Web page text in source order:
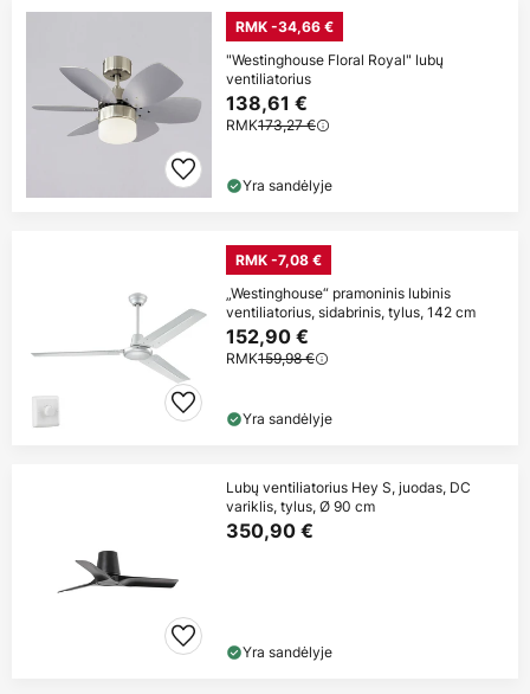
RMK -34,66 €
"Westinghouse Floral Royal" lubų
ventiliatorius
138,61 €
RMK173,27 €
Yra sandėlyje
RMK -7,08 €
„Westinghouse“ pramoninis lubinis
ventiliatorius, sidabrinis, tylus, 142 cm
152,90 €
RMK159,98 €
Yra sandėlyje
Lubų ventiliatorius Hey S, juodas, DC
variklis, tylus, Ø 90 cm
350,90 €
Yra sandėlyje